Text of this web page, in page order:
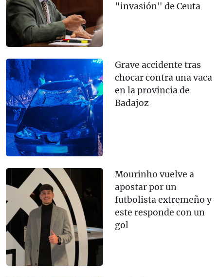
"invasión" de Ceuta
Grave accidente tras
chocar contra una vaca
en la provincia de
Badajoz
Mourinho vuelve a
apostar por un
futbolista extremeño y
este responde con un
gol